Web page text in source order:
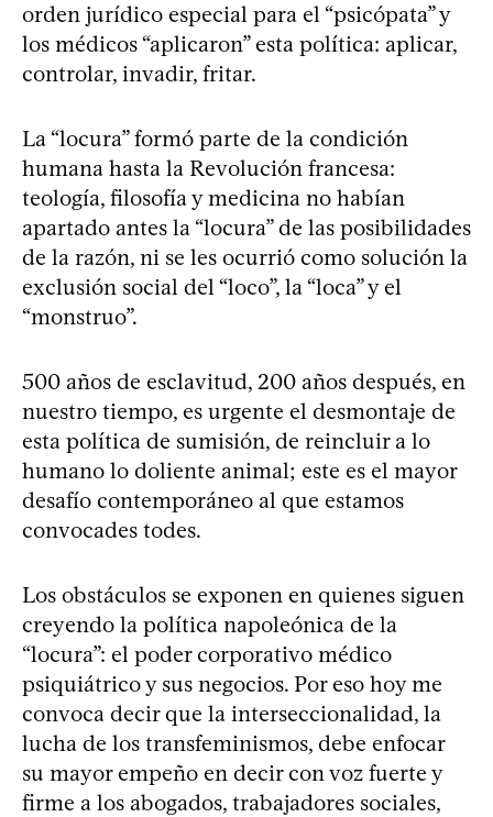
orden jurídico especial para el “psicópata” y
los médicos “aplicaron” esta política: aplicar,
controlar, invadir, fritar.
La “locura” formó parte de la condición
humana hasta la Revolución francesa:
teología, filosofía y medicina no habían
apartado antes la “locura” de las posibilidades
de la razón, ni se les ocurrió como solución la
exclusión social del “loco”, la “loca” y el
“monstruo”.
500 años de esclavitud, 200 años después, en
nuestro tiempo, es urgente el desmontaje de
esta política de sumisión, de reincluir a lo
humano lo doliente animal; este es el mayor
desafío contemporáneo al que estamos
convocades todes.
Los obstáculos se exponen en quienes siguen
creyendo la política napoleónica de la
“locura”: el poder corporativo médico
psiquiátrico y sus negocios. Por eso hoy me
convoca decir que la interseccionalidad, la
lucha de los transfeminismos, debe enfocar
su mayor empeño en decir con voz fuerte y
firme a los abogados, trabajadores sociales,